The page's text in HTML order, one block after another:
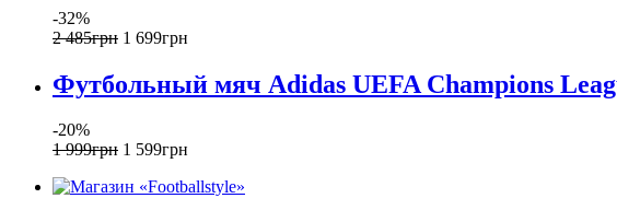
-32%
2 485грн 1 699грн
Футбольный мяч Adidas UEFA Champions
-20%
1 999грн 1 599грн